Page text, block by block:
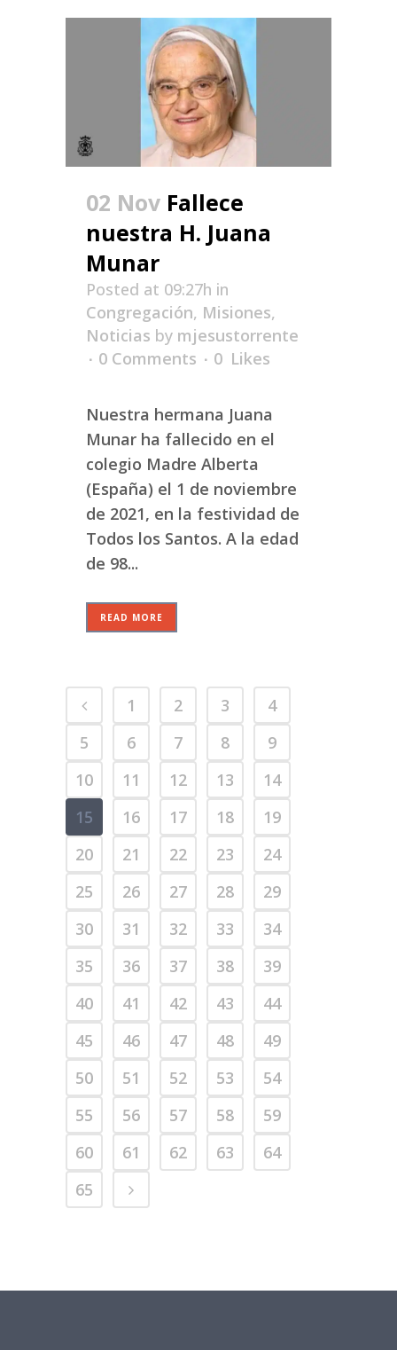
02 Nov Fallece
nuestra H. Juana
Munar
Posted at 09:27h in
Congregación, Misiones,
Noticias by mjesustorrente
0 Comments
0 Likes
Nuestra hermana Juana
Munar ha fallecido en el
colegio Madre Alberta
(España) el 1 de noviembre
de 2021, en la festividad de
Todos los Santos. A la edad
de 98...
READ MORE
1 2 3
4
5
6 7 8
9
10
11 12 13
14
15
16 17 18
19
20
21 22 23
24
25
26 27 28
29
30
31 32 33
34
35
36 37 38
39
40
41 42 43
44
45
46 47 48
49
50
51 52 53
54
55
56 57 58
59
60
61 62 63
64
65